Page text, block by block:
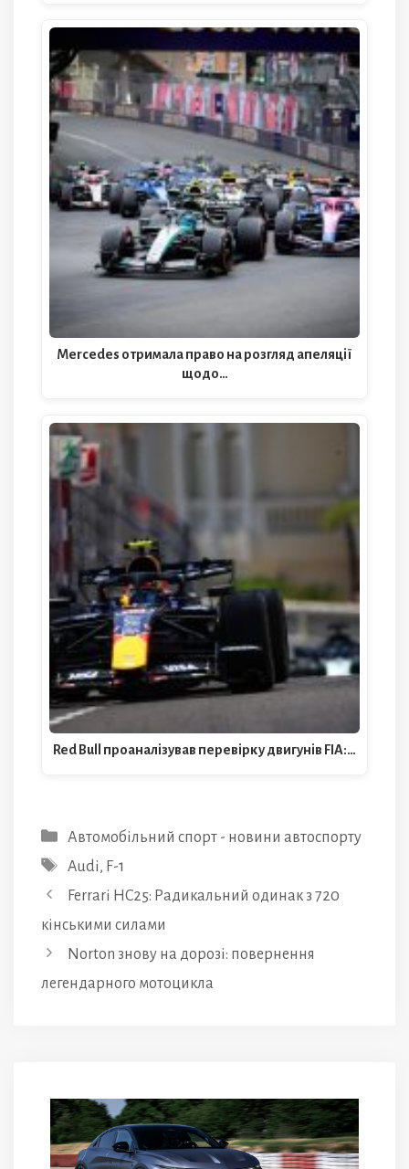
Mercedes отримала право на розгляд апеляції
щодо…
Red Bull проаналізував перевірку двигунів FIA:…
Категорії
Автомобільний спорт - новини автоспорту
Позначки
Audi, F-1
Ferrari HC25: Радикальний одинак з 720
кінськими силами
Norton знову на дорозі: повернення
легендарного мотоцикла